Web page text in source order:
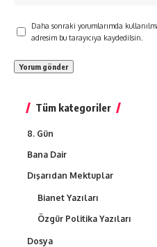
Daha sonraki yorumlarımda
adresim bu tarayıcıya kaydedilsin.
Tüm kategoriler
8. Gün
Bana Dair
Dışarıdan Mektuplar
Bianet Yazıları
Özgür Politika Yazıları
Dosya